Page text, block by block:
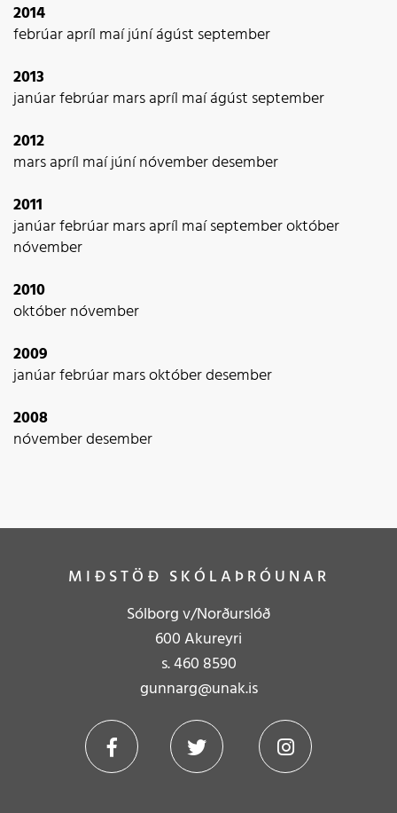
2014
febrúarapríl maíjúníágúst september
2013
janúarfebrúarmarsapríl maíágúst september
2012
marsapríl maíjúnínóvemberdesember
2011
janúarfebrúarmarsapríl maíseptemberoktóber
nóvember
2010
októbernóvember
2009
janúarfebrúarmarsoktóberdesember
2008
nóvemberdesember
MIÐSTÖÐ SKÓLAÞRÓUNAR
Sólborg v/Norðurslóð
600 Akureyri
s.460 8590
gunnarg@unak.is